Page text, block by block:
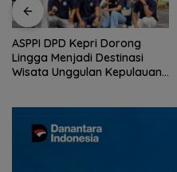
ASPPI DPD Kepri Dorong
Lingga Menjadi Destinasi
Wisata Unggulan Kepulauan